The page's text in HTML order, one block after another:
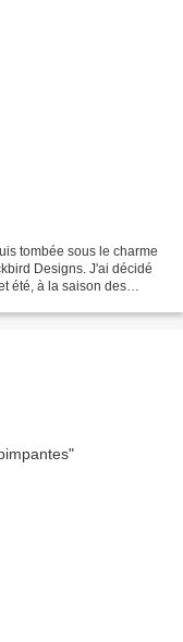
tombée sous le charme
Designs. J'ai décidé
été, à la saison des